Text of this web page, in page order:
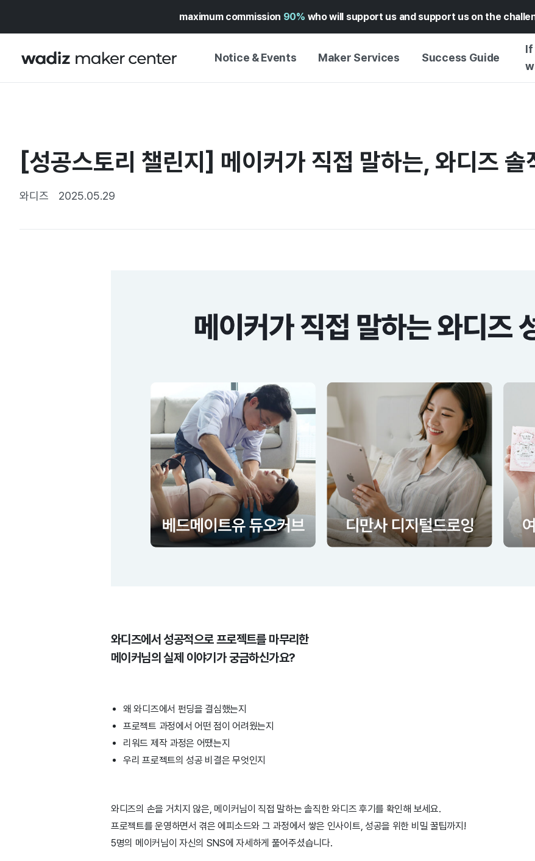
maximum commission 90% who will support us and support us on the
Notice & Events Maker Services Success Guide
If
MY WADIZ
UPDATES
PRESS RELEASE
SPECIAL EXHIBITION
HELP CENTER ↗︎
WADIZ AWARDS ↗︎
WADIZ SCHOOL
SUCCESS STORIES
[성공스토리 챌린지] 메이커가 직접 말하는, 와디즈
와디즈 2025.05.29
와디즈에서 성공적으로 프로젝트를 마무리한
메이커님의 실제 이야기가 궁금하신가요?
왜 와디즈에서 펀딩을 결심했는지
프로젝트 과정에서 어떤 점이 어려웠는지
리워드 제작 과정은 어땠는지
우리 프로젝트의 성공 비결은 무엇인지
와디즈의 손을 거치지 않은, 메이커님이 직접 말하는 솔직한 와디즈 후기를 확인해 보세요.
프로젝트를 운영하면서 겪은 에피소드와 그 과정에서 쌓은 인사이트, 성공을 위한 비밀 꿀팁까지!
5명의 메이커님이 자신의 SNS에 자세하게 풀어주셨습니다.